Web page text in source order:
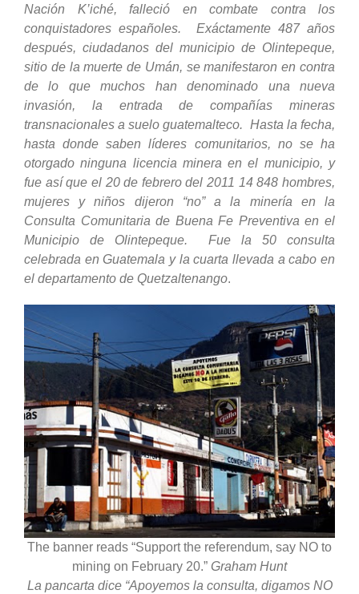
Nación K’iché, falleció en combate contra los
conquistadores españoles. Exáctamente 487 años
después, ciudadanos del municipio de Olintepeque,
sitio de la muerte de Umán, se manifestaron en contra
de lo que muchos han denominado una nueva
invasión, la entrada de compañías mineras
transnacionales a suelo guatemalteco. Hasta la fecha,
hasta donde saben líderes comunitarios, no se ha
otorgado ninguna licencia minera en el municipio, y
fue así que el 20 de febrero del 2011 14 848 hombres,
mujeres y niños dijeron “no” a la minería en la
Consulta Comunitaria de Buena Fe Preventiva en el
Municipio de Olintepeque. Fue la 50 consulta
celebrada en Guatemala y la cuarta llevada a cabo en
el departamento de Quetzaltenango.
The banner reads “Support the referendum, say NO to
mining on February 20.” Graham Hunt
La pancarta dice “Apoyemos la consulta, digamos NO